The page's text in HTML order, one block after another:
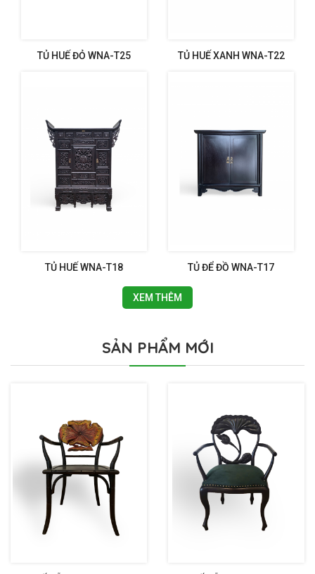
TỦ HUẾ ĐỎ WNA-T25 TỦ HUẾ XANH WNA-T22
TỦ HUẾ WNA-T18 TỦ ĐỂ ĐỒ WNA-T17
XEM THÊM
SẢN PHẨM MỚI